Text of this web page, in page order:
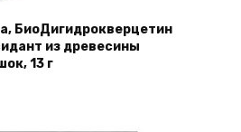
БиоДигидрокверцетин
из древесины
13 г